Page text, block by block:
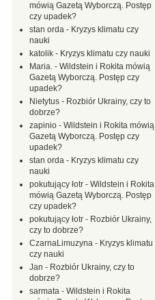
mówią Gazetą Wyborczą. Postęp
czy upadek?
stan orda - Kryzys klimatu czy
nauki
katolik - Kryzys klimatu czy nauki
Maria. - Wildstein i Rokita mówią
Gazetą Wyborczą. Postęp czy
upadek?
Nietytus - Rozbiór Ukrainy, czy to
dobrze?
zapinio - Wildstein i Rokita mówią
Gazetą Wyborczą. Postęp czy
upadek?
stan orda - Kryzys klimatu czy
nauki
pokutujący łotr - Wildstein i Rokita
mówią Gazetą Wyborczą. Postęp
czy upadek?
pokutujący łotr - Rozbiór Ukrainy,
czy to dobrze?
CzarnaLimuzyna - Kryzys klimatu
czy nauki
Jan - Rozbiór Ukrainy, czy to
dobrze?
sarmata - Wildstein i Rokita